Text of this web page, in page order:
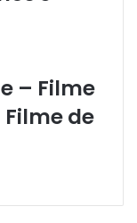
– Filme
de